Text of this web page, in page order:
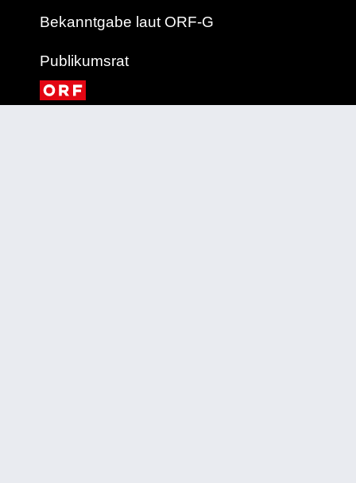
Bekanntgabe laut ORF-G
Publikumsrat